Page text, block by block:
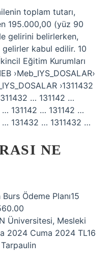
toplam tutarı,
195.000,00 (yüz 90
gelirini belirlerken,
gelirler kabul edilir. 10
Eğitim Kurumları
›Meb_IYS_DOSALAR›
›1311432
… 131142 …
… 131142 … 131142 …
… 131432 … 1311432 …
NE
Ödeme Planı15
Üniversitesi, Mesleki
2024 Cuma 2024 TL16